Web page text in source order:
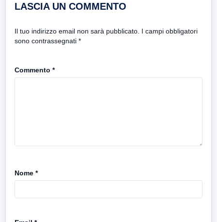
LASCIA UN COMMENTO
Il tuo indirizzo email non sarà pubblicato. I campi obbligatori
sono contrassegnati *
Commento *
Nome *